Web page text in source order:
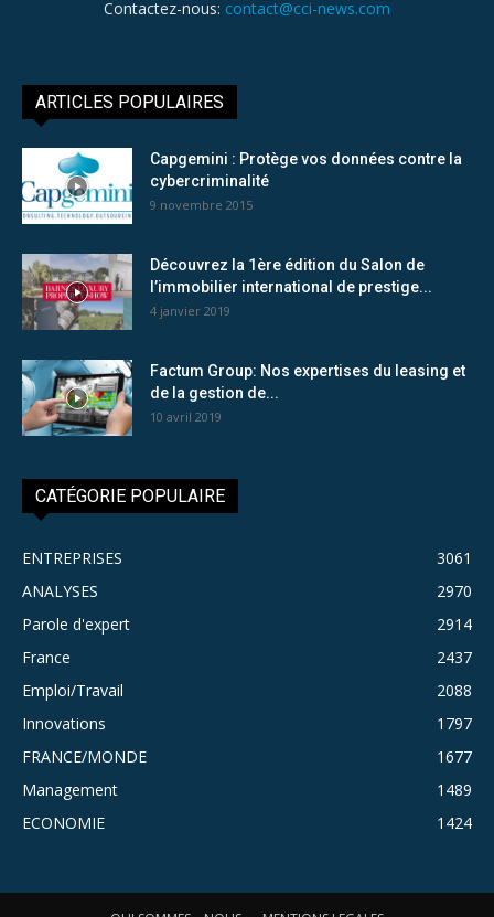
Contactez-nous: contact@cci-news.com
ARTICLES POPULAIRES
Capgemini : Protège vos données contre la
cybercriminalité
9 novembre 2015
Découvrez la 1ère édition du Salon de
l’immobilier international de prestige...
4 janvier 2019
Factum Group: Nos expertises du leasing et
de la gestion de...
10 avril 2019
CATÉGORIE POPULAIRE
ENTREPRISES
3061
ANALYSES
2970
Parole d'expert
2914
France
2437
Emploi/Travail
2088
Innovations
1797
FRANCE/MONDE
1677
Management
1489
ECONOMIE
1424